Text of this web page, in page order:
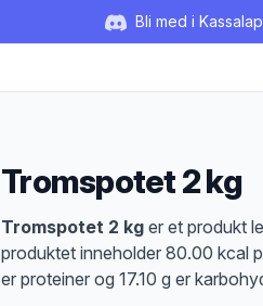
Bli med i
Tromspotet 2 kg
Produktbeskrivelse
Tromspotet 2 kg er et produkt
produktet inneholder 80.00 kcal
er proteiner og 17.10 g er